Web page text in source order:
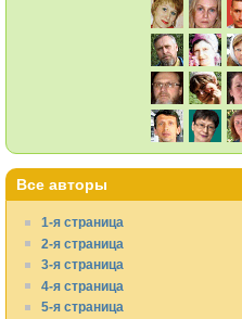
Все авторы
1-я страница
2-я страница
3-я страница
4-я страница
5-я страница